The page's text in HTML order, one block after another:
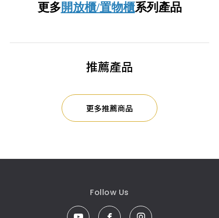
更多開放櫃/置物櫃系列產品
推薦產品
更多推薦商品
Follow Us